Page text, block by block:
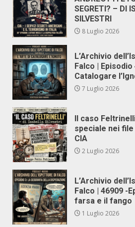
SEGRETI? – DI
SILVESTRI
8 Luglio 2026
L’Archivio
Falco | Episodio
Catalogare
7 Luglio 2026
Il caso
speciale nei
CIA
2 Luglio 2026
L’Archivio
Falco | 46909 -
farsa e il fango
1 Luglio 2026